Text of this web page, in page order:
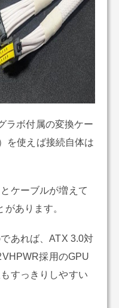
ラボ付属の変換ケー
を使えば接続自体は
ケーブルが増えて
あります。
あれば、ATX 3.0対
採用のGPU
すっきりしやすい